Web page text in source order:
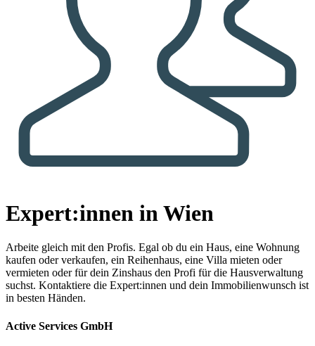
Expert:innen in Wien
Arbeite gleich mit den Profis. Egal ob du ein Haus, eine Wohnung
kaufen oder verkaufen, ein Reihenhaus, eine Villa mieten oder
vermieten oder für dein Zinshaus den Profi für die Hausverwaltung
suchst. Kontaktiere die Expert:innen und dein Immobilienwunsch ist
in besten Händen.
Active Services GmbH